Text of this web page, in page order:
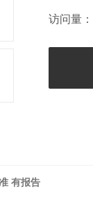
访问量：
有报告